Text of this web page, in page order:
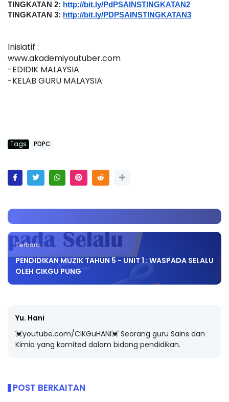
TINGKATAN 2: http://bit.ly/PdPSAINSTINGKATAN2
TINGKATAN 3: http://bit.ly/PDPSAINSTINGKATAN3
Inisiatif :
www.akademiyoutuber.com
-EDIDIK MALAYSIA
-KELAB GURU MALAYSIA
Tags PDPC
Terbaru
PENDIDIKAN MUZIK TAHUN 5 - UNIT 1 : WASPADA SELALU
OLEH CIKGU PUNG
Yu. Hani
💓youtube.com/CIKGuHANi💓 Seorang guru Sains dan
Kimia yang komited dalam bidang pendidikan.
POST BERKAITAN